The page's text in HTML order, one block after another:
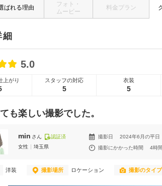
ばれる理由
フォト・
ムービー
料金プラン
5.0
上がり スタッフの対応
5
衣装
5
も楽しい撮影でした。
min さん
認証済
女性
埼玉県
撮影日
2024年6月の平日
撮影にかかった時間
4時間
洋装 撮影場所 ロケーション 撮影のタイプ